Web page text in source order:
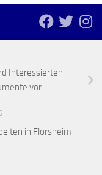
Interessierten –
vor
in Flörsheim